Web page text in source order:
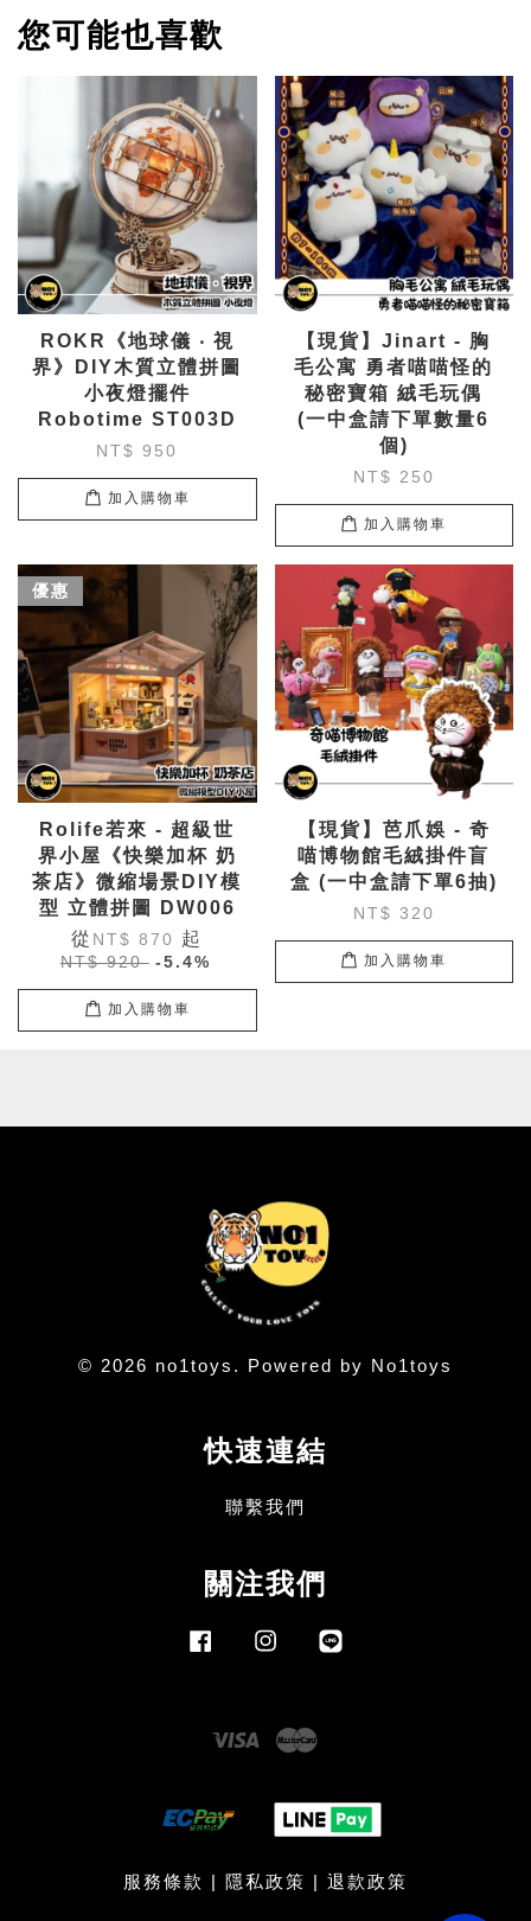
您可能也喜歡
ROKR《地球儀 ‧ 視
界》DIY木質立體拼圖
小夜燈擺件
Robotime ST003D
NT$ 950
加入購物車
【現貨】Jinart - 胸
毛公寓 勇者喵喵怪的
秘密寶箱 絨毛玩偶
(一中盒請下單數量6
個)
NT$ 250
加入購物車
優惠
Rolife若來 - 超級世
界小屋《快樂加杯 奶
茶店》微縮場景DIY模
型 立體拼圖 DW006
從 NT$ 870 起
NT$ 920 -5.4%
加入購物車
【現貨】芭爪娛 - 奇
喵博物館毛絨掛件盲
盒 (一中盒請下單6抽)
NT$ 320
加入購物車
© 2026 no1toys. Powered by No1toys
快速連結
聯繫我們
關注我們
FacebookInstagram
Visa
服務條款 | 隱私政策 | 退款政策